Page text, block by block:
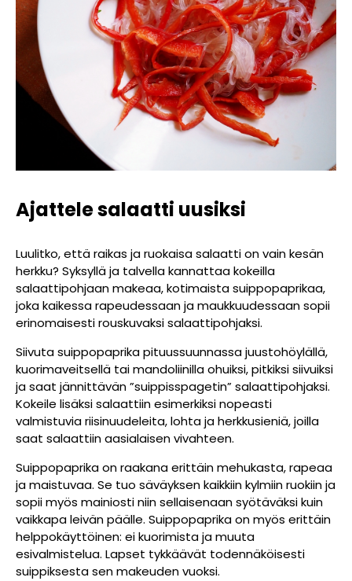
Ajattele salaatti uusiksi
Luulitko, että raikas ja ruokaisa salaatti on vain kesän
herkku? Syksyllä ja talvella kannattaa kokeilla
salaattipohjaan makeaa, kotimaista suippopaprikaa,
joka kaikessa rapeudessaan ja maukkuudessaan sopii
erinomaisesti rouskuvaksi salaattipohjaksi.
Siivuta suippopaprika pituussuunnassa juustohöylällä,
kuorimaveitsellä tai mandoliinilla ohuiksi, pitkiksi siivuiksi
ja saat jännittävän ”suippisspagetin” salaattipohjaksi.
Kokeile lisäksi salaattiin esimerkiksi nopeasti
valmistuvia riisinuudeleita, lohta ja herkkusieniä, joilla
saat salaattiin aasialaisen vivahteen.
Suippopaprika on raakana erittäin mehukasta, rapeaa
ja maistuvaa. Se tuo säväyksen kaikkiin kylmiin ruokiin ja
sopii myös mainiosti niin sellaisenaan syötäväksi kuin
vaikkapa leivän päälle. Suippopaprika on myös erittäin
helppokäyttöinen: ei kuorimista ja muuta
esivalmistelua. Lapset tykkäävät todennäköisesti
suippiksesta sen makeuden vuoksi.